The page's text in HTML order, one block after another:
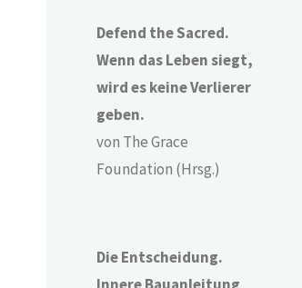
Defend the Sacred.
Wenn das Leben siegt,
wird es keine Verlierer
geben.
von The Grace
Foundation (Hrsg.)
Die Entscheidung.